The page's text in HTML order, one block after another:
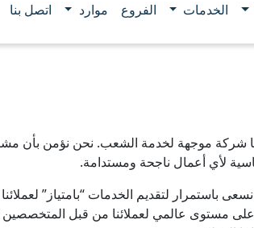
الخدمات الفروع موارد اتصل بنا
شركة موجهة لخدمة الشعب. نحن نؤمن بأن
لأي أعمال ناجحة ومستدامة.
باستمرار لتقديم الخدمات “بامتياز”
مستوى عالمي لعملائنا من قبل المتخصصين